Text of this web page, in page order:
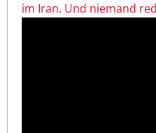
im Iran. Und niemand